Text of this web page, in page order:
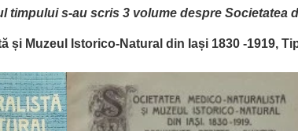
timpului s-au scris 3 volume despre Societatea
și Muzeul Istorico-Natural din Iași 1830 -1919,